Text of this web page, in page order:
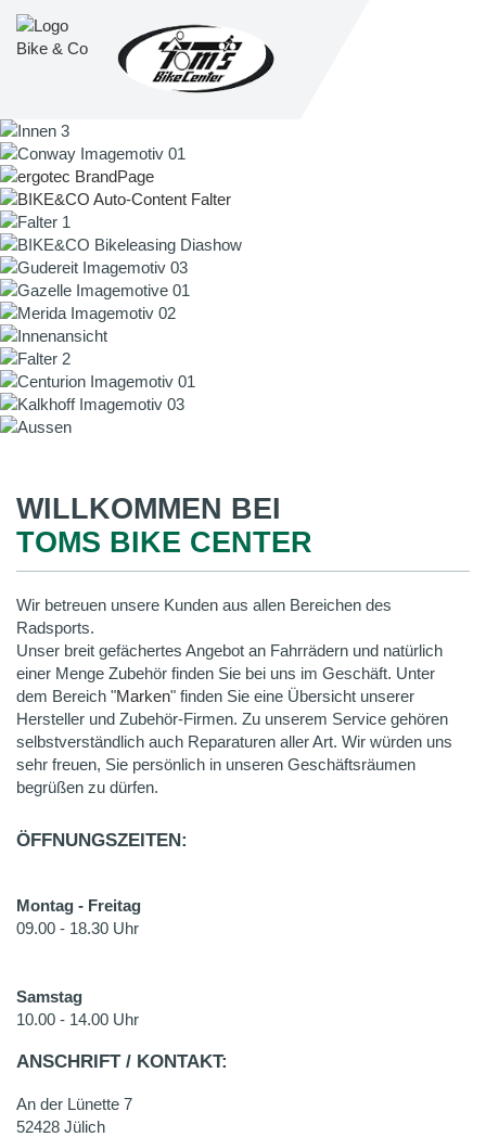
WILLKOMMEN BEI
TOMS BIKE CENTER
Wir betreuen unsere Kunden aus allen Bereichen des
Radsports.
Unser breit gefächertes Angebot an Fahrrädern und natürlich
einer Menge Zubehör finden Sie bei uns im Geschäft. Unter
dem Bereich "Marken" finden Sie eine Übersicht unserer
Hersteller und Zubehör-Firmen. Zu unserem Service gehören
selbstverständlich auch Reparaturen aller Art. Wir würden uns
sehr freuen, Sie persönlich in unseren Geschäftsräumen
begrüßen zu dürfen.
ÖFFNUNGSZEITEN:
Montag - Freitag
09.00 - 18.30 Uhr
Samstag
10.00 - 14.00 Uhr
ANSCHRIFT / KONTAKT:
An der Lünette 7
52428 Jülich